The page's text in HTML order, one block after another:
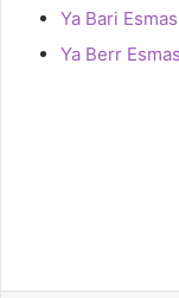
Ya Bari
Ya Berr